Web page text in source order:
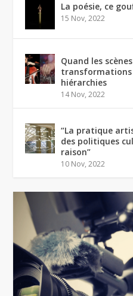
La poésie, ce
15 Nov, 2022
Quand les
transformations
hiérarchies
14 Nov, 2022
“La pratique
des politiques
raison”
10 Nov, 2022